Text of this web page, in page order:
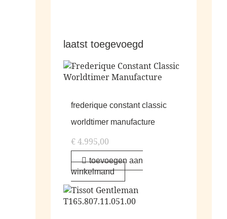
laatst toegevoegd
frederique constant classic
worldtimer manufacture
€4.995,00
toevoegen aan
winkelmand